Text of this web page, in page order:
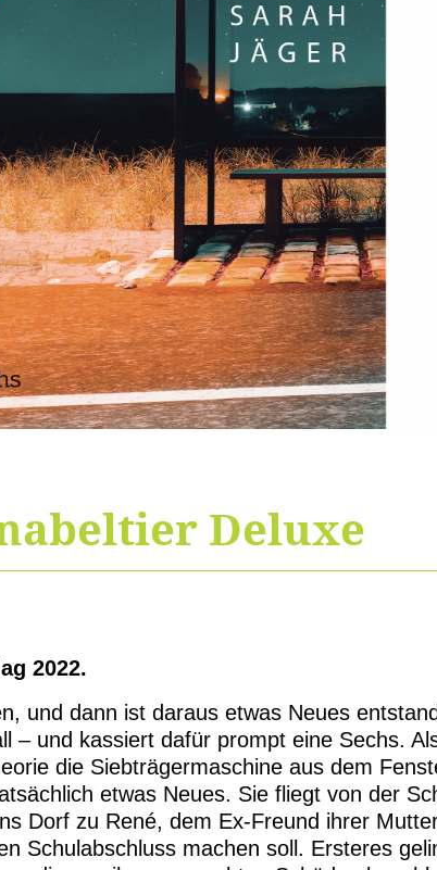
Deluxe
2022.
und dann ist daraus etwas Neues
– und kassiert dafür prompt eine Sechs.
die Siebträgermaschine aus dem
etwas Neues. Sie fliegt von der
Dorf zu René, dem Ex-Freund ihrer
Schulabschluss machen soll. Ersteres